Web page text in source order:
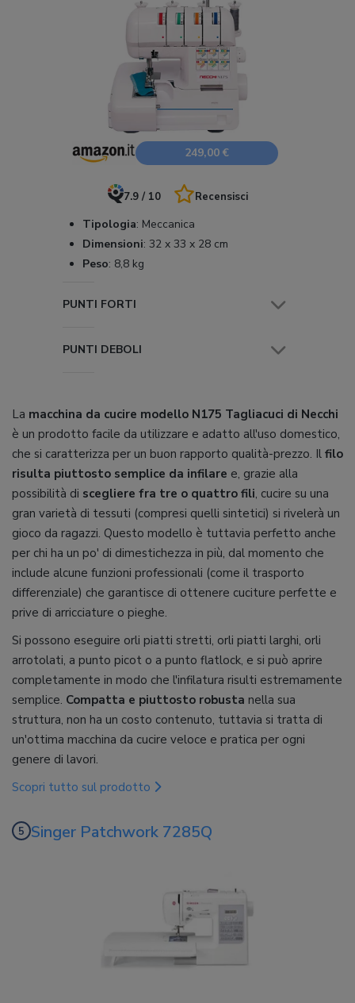
249,00 €
7.9 / 10 Recensisci
Tipologia: Meccanica
Dimensioni: 32 x 33 x 28 cm
Peso: 8,8 kg
PUNTI FORTI
PUNTI DEBOLI
La macchina da cucire modello N175 Tagliacuci di Necchi
è un prodotto facile da utilizzare e adatto all'uso domestico,
che si caratterizza per un buon rapporto qualità-prezzo. Il filo
risulta piuttosto semplice da infilare e, grazie alla
possibilità di scegliere fra tre o quattro fili, cucire su una
gran varietà di tessuti (compresi quelli sintetici) si rivelerà un
gioco da ragazzi. Questo modello è tuttavia perfetto anche
per chi ha un po' di dimestichezza in più, dal momento che
include alcune funzioni professionali (come il trasporto
differenziale) che garantisce di ottenere cuciture perfette e
prive di arricciature o pieghe.
Si possono eseguire orli piatti stretti, orli piatti larghi, orli
arrotolati, a punto picot o a punto flatlock, e si può aprire
completamente in modo che l'infilatura risulti estremamente
semplice. Compatta e piuttosto robusta nella sua
struttura, non ha un costo contenuto, tuttavia si tratta di
un'ottima macchina da cucire veloce e pratica per ogni
genere di lavori.
Scopri tutto sul prodotto
Singer Patchwork 7285Q